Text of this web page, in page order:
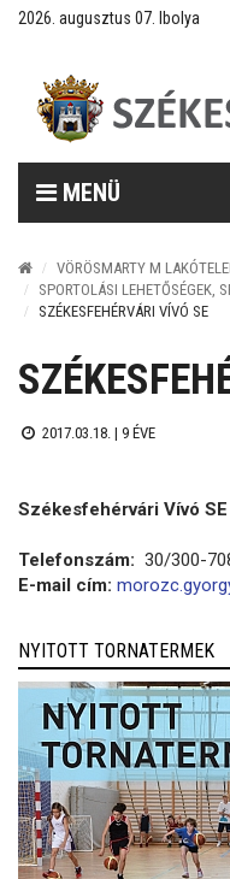
2026. augusztus 07. Ibolya
MENÜ
VÖRÖSMARTY M
SPORTOLÁSI LEHETŐSÉGEK,
SZÉKESFEHÉRVÁRI VÍVÓ SE
2017.03.18. | 9 ÉVE
Székesfehérvári Vívó SE
Telefonszám: 30/300-
E-mail cím:
NYITOTT TORNATERMEK